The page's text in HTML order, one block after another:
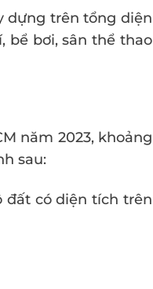
dựng trên tổng diện
bể bơi, sân thể thao
năm 2023, khoảng
sau:
đất có diện tích trên